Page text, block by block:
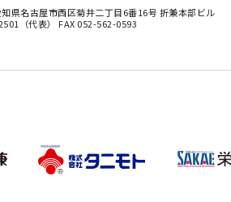
県名古屋市西区菊井二丁目6番16号 折兼本部ビル
（代表） FAX 052-562-0593